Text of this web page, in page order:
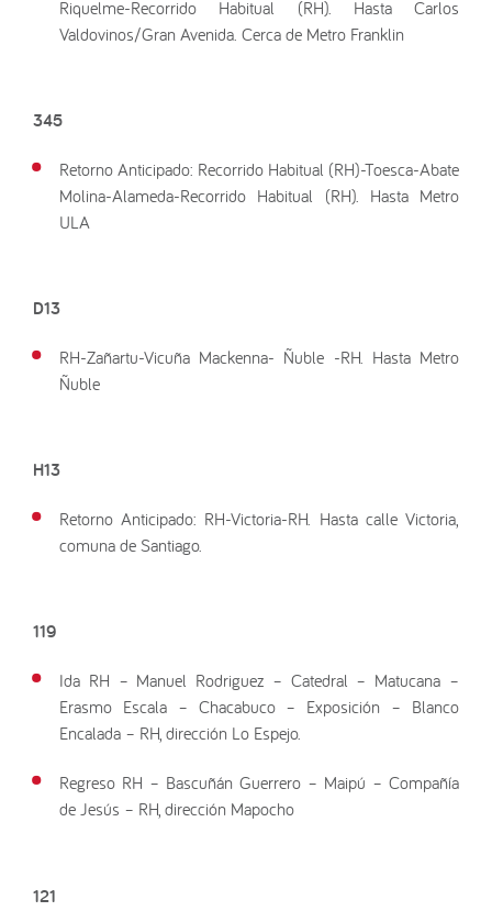
Riquelme-Recorrido Habitual (RH). Hasta Carlos
Valdovinos/Gran Avenida. Cerca de Metro Franklin
345
Retorno Anticipado: Recorrido Habitual (RH)-Toesca-Abate
Molina-Alameda-Recorrido Habitual (RH). Hasta Metro
ULA
D13
RH-Zañartu-Vicuña Mackenna- Ñuble -RH. Hasta Metro
Ñuble
H13
Retorno Anticipado: RH-Victoria-RH. Hasta calle Victoria,
comuna de Santiago.
119
Ida RH – Manuel Rodriguez – Catedral – Matucana –
Erasmo Escala – Chacabuco – Exposición – Blanco
Encalada – RH, dirección Lo Espejo.
Regreso RH – Bascuñán Guerrero – Maipú – Compañía
de Jesús – RH, dirección Mapocho
121